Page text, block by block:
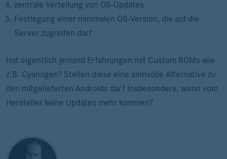
zentrale Verteilung von OS-Updates
Festlegung einer minimalen OS-Version, die auf die
Server zugreifen darf
Hat eigentlich jemand Erfahrungen mit Custom ROMs wie
z.B. Cyanogen? Stellen diese eine sinnvolle Alternative zu
den mitgelieferten Androids dar? Insbesondere, wenn vom
Hersteller keine Updates mehr kommen?